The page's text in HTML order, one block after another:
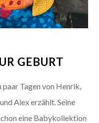
GEBURT
paar Tagen von Henrik,
Alex erzählt. Seine
eine Babykollektion